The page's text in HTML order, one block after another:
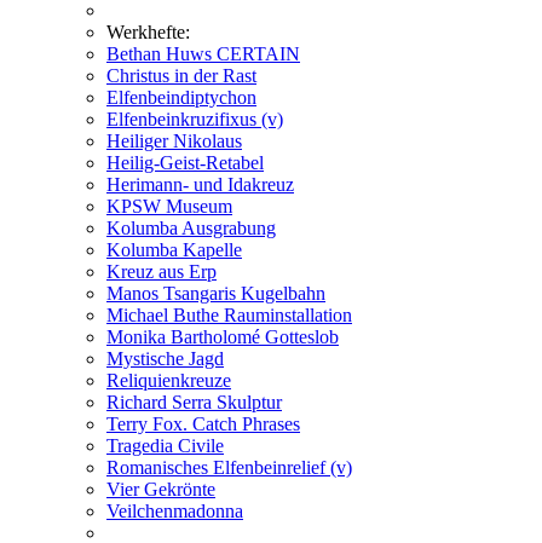
Werkhefte:
Bethan Huws CERTAIN
Christus in der Rast
Elfenbeindiptychon
Elfenbeinkruzifixus (v)
Heiliger Nikolaus
Heilig-Geist-Retabel
Herimann- und Idakreuz
KPSW Museum
Kolumba Ausgrabung
Kolumba Kapelle
Kreuz aus Erp
Manos Tsangaris Kugelbahn
Michael Buthe Rauminstallation
Monika Bartholomé Gotteslob
Mystische Jagd
Reliquienkreuze
Richard Serra Skulptur
Terry Fox. Catch Phrases
Tragedia Civile
Romanisches Elfenbeinrelief (v)
Vier Gekrönte
Veilchenmadonna